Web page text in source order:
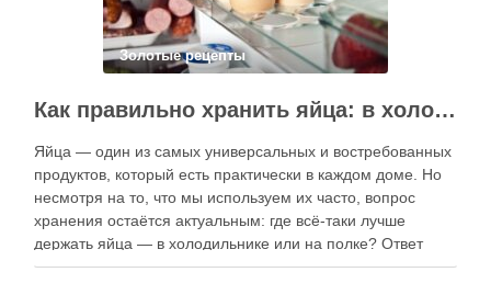
Золотые рецепты
Как правильно хранить яйца: в холодильнике или на полке?
Яйца — один из самых универсальных и востребованных
продуктов, который есть практически в каждом доме. Но
несмотря на то, что мы используем их часто, вопрос
хранения остаётся актуальным: где всё-таки лучше
держать яйца — в холодильнике или на полке? Ответ
зависит от нескольких факторов, включая температуру